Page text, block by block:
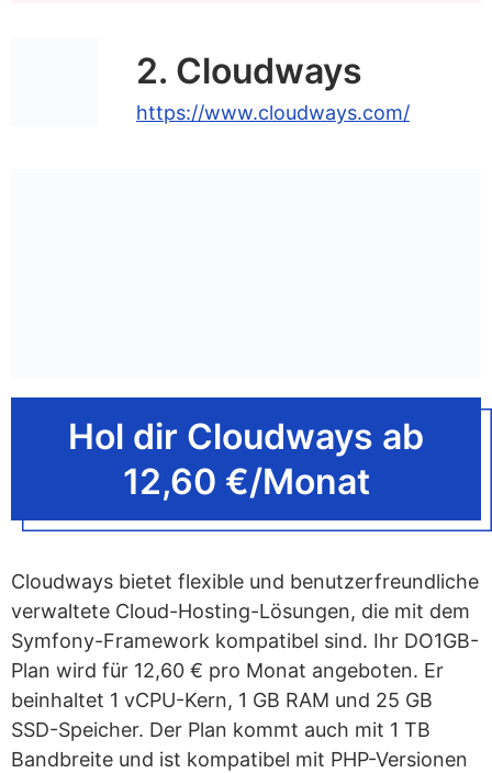
2. Cloudways
https://www.cloudways.com/
Hol dir Cloudways ab
12,60 €/Monat
Cloudways bietet flexible und benutzerfreundliche
verwaltete Cloud-Hosting-Lösungen, die mit dem
Symfony-Framework kompatibel sind. Ihr DO1GB-
Plan wird für 12,60 € pro Monat angeboten. Er
beinhaltet 1 vCPU-Kern, 1 GB RAM und 25 GB
SSD-Speicher. Der Plan kommt auch mit 1 TB
Bandbreite und ist kompatibel mit PHP-Versionen